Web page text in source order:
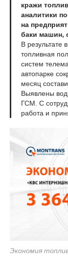
кражи
аналитики
на
баки машин,
В результате
топливная
систем
автопарке
месяц
Выявлены
ГСМ. С
работа и
Экономия